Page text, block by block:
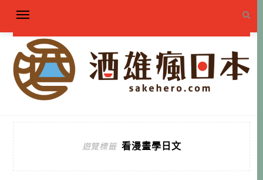
遊覽標籤 看漫畫學日文